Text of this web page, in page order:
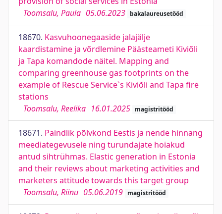
Toomsalu, Paula 05.06.2023 bakalaureusetööd
18670. Kasvuhoonegaaside jalajälje
kaardistamine ja võrdlemine Päästeameti Kiviõli
ja Tapa komandode näitel. Mapping and
comparing greenhouse gas footprints on the
example of Rescue Service`s Kiviõli and Tapa fire
stations
Toomsalu, Reelika 16.01.2025 magistritööd
18671. Paindlik põlvkond Eestis ja nende hinnang
meediategevusele ning turundajate hoiakud
antud sihtrühmas. Elastic generation in Estonia
and their reviews about marketing activities and
marketers attitude towards this target group
Toomsalu, Riinu 05.06.2019 magistritööd